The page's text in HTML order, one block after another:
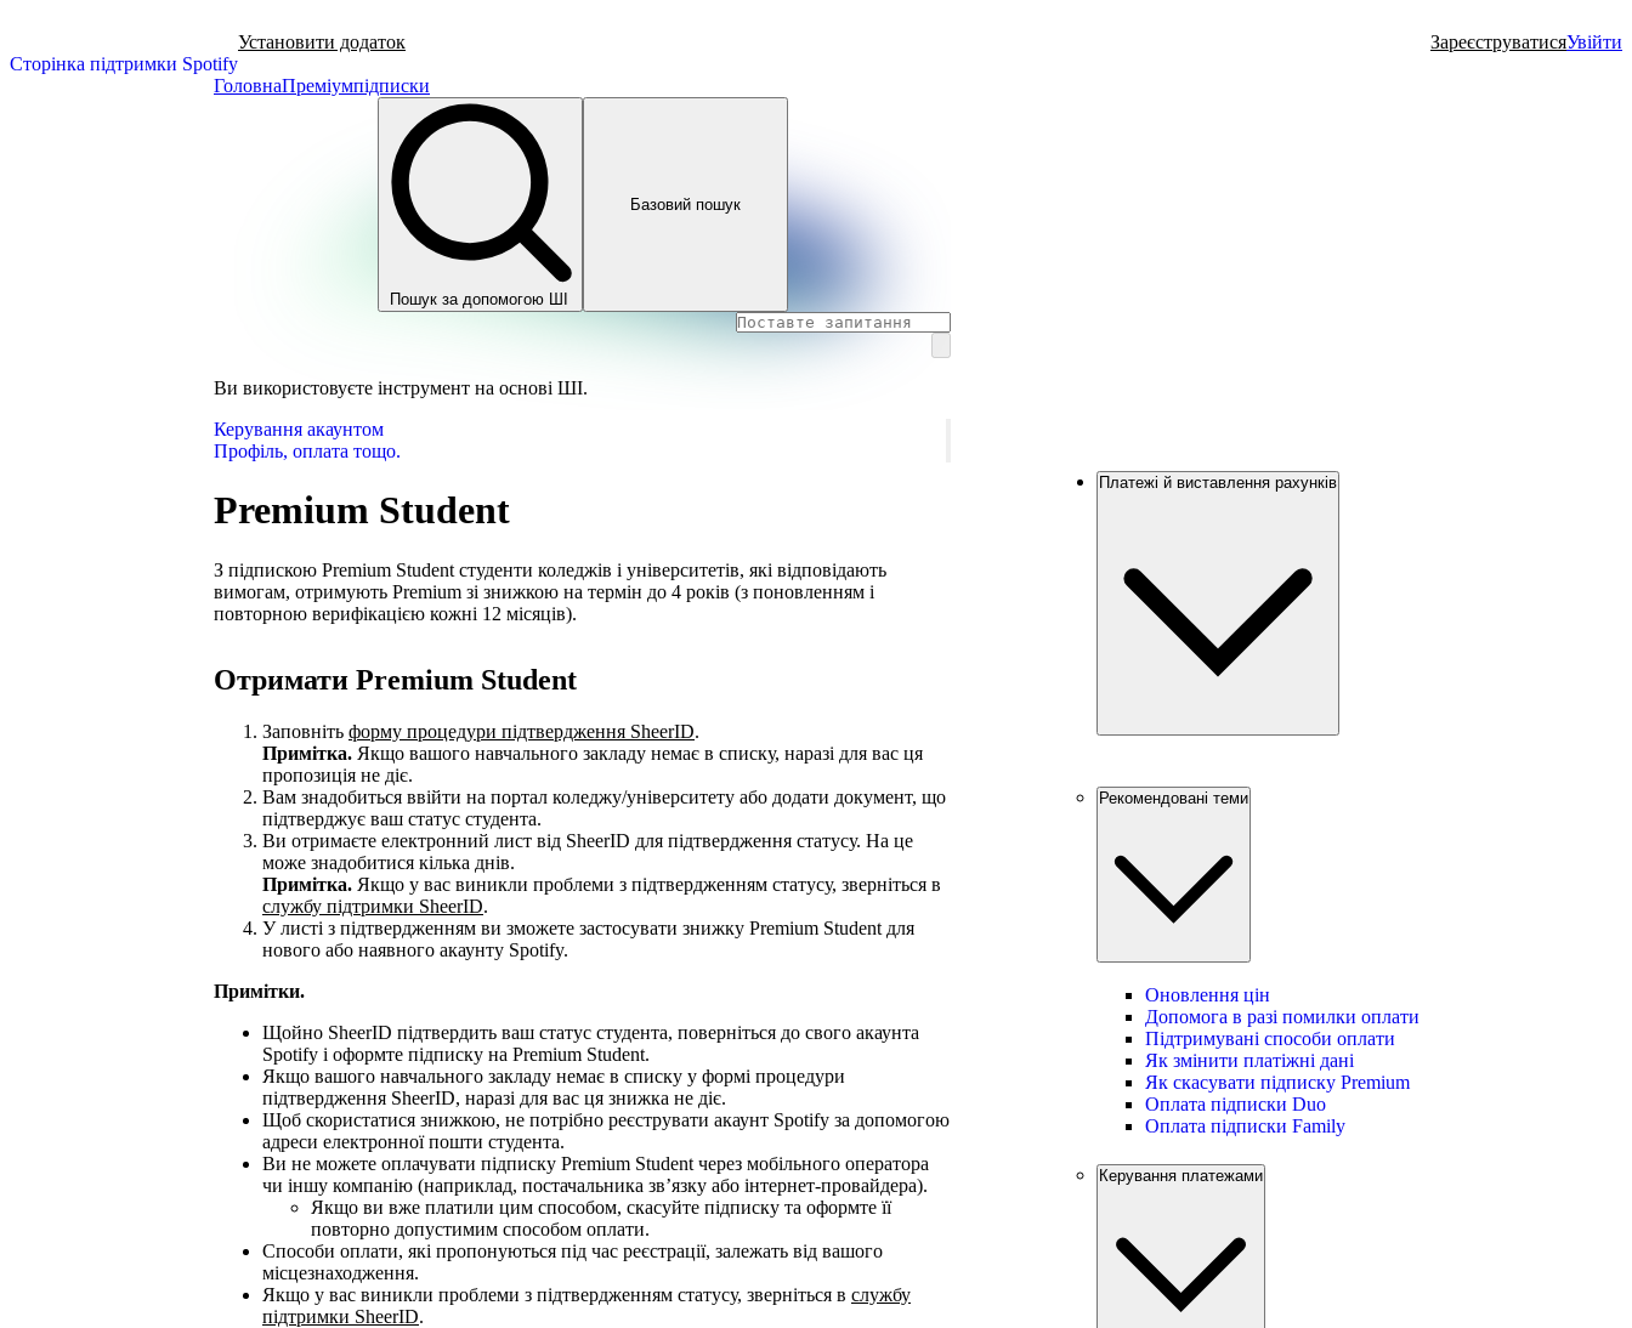
Сторінка підтримки Spotify
Установити додаток ЗареєструватисяУвійти
ГоловнаПреміумпідписки
Пошук за допомогою ШІ
Базовий пошук
Ви використовуєте інструмент на основі ШІ.
Керування акаунтом
Профіль, оплата тощо.
Premium Student
З підпискою Premium Student студенти коледжів і університетів, які відповідають
вимогам, отримують Premium зі знижкою на термін до 4 років (з поновленням і
повторною верифікацією кожні 12 місяців).
Отримати Premium Student
Заповніть форму процедури підтвердження SheerID.
Примітка. Якщо вашого навчального закладу немає в списку, наразі для вас ця
пропозиція не діє.
Вам знадобиться ввійти на портал коледжу/університету або додати документ, що
підтверджує ваш статус студента.
Ви отримаєте електронний лист від SheerID для підтвердження статусу. На це
може знадобитися кілька днів.
Примітка. Якщо у вас виникли проблеми з підтвердженням статусу, зверніться в
службу підтримки SheerID.
У листі з підтвердженням ви зможете застосувати знижку Premium Student для
нового або наявного акаунту Spotify.
Примітки.
Щойно SheerID підтвердить ваш статус студента, поверніться до свого акаунта
Spotify і оформте підписку на Premium Student.
Якщо вашого навчального закладу немає в списку у формі процедури
підтвердження SheerID, наразі для вас ця знижка не діє.
Щоб скористатися знижкою, не потрібно реєструвати акаунт Spotify за допомогою
адреси електронної пошти студента.
Ви не можете оплачувати підписку Premium Student через мобільного оператора
чи іншу компанію (наприклад, постачальника зв’язку або інтернет-провайдера).
Якщо ви вже платили цим способом, скасуйте підписку та оформте її
повторно допустимим способом оплати.
Способи оплати, які пропонуються під час реєстрації, залежать від вашого
місцезнаходження.
Якщо у вас виникли проблеми з підтвердженням статусу, зверніться в службу
підтримки SheerID.
Платежі й виставлення рахунків
Рекомендовані теми
Оновлення цін
Допомога в разі помилки оплати
Підтримувані способи оплати
Як змінити платіжні дані
Як скасувати підписку Premium
Оплата підписки Duo
Оплата підписки Family
Керування платежами